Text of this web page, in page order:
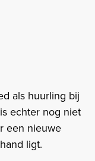
als huurling bij
echter nog niet
een nieuwe
ligt.